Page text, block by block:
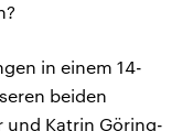
in einem 14-
beiden
und Katrin Göring-